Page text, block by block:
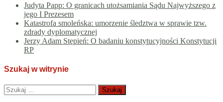
Judyta Papp: O granicach utożsamiania Sądu Najwyższego z
jego I Prezesem
Katastrofa smoleńska: umorzenie śledztwa w sprawie tzw.
zdrady dyplomatycznej
Jerzy Adam Stępień: O badaniu konstytucyjności Konstytucji
RP
Szukaj w witrynie
Szukaj: